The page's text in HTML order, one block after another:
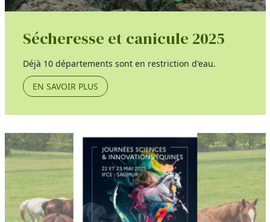
Sécheresse et canicule 2025
Déjà 10 départements sont en restriction d'eau.
EN SAVOIR PLUS